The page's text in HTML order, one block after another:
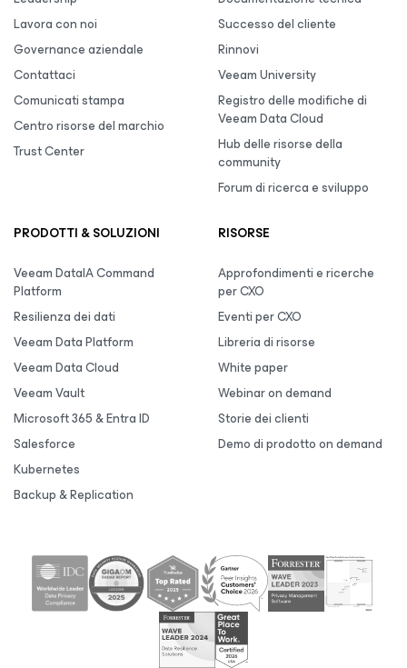
Lavora con noi
Governance aziendale
Contattaci
Comunicati stampa
Centro risorse del marchio
Trust Center
Successo del cliente
Rinnovi
Veeam University
Registro delle modifiche di
Veeam Data Cloud
Hub delle risorse della
community
Forum di ricerca e sviluppo
PRODOTTI & SOLUZIONI
Veeam DataIA Command
Platform
Resilienza dei dati
Veeam Data Platform
Veeam Data Cloud
Veeam Vault
Microsoft 365 & Entra ID
Salesforce
Kubernetes
Backup & Replication
RISORSE
Approfondimenti e ricerche
per CXO
Eventi per CXO
Libreria di risorse
White paper
Webinar on demand
Storie dei clienti
Demo di prodotto on demand